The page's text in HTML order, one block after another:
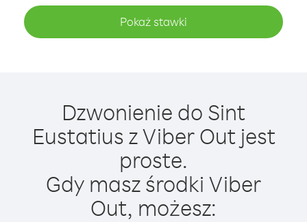
Pokaż stawki
Dzwonienie do Sint
Eustatius z Viber Out jest
proste.
Gdy masz środki Viber
Out, możesz: